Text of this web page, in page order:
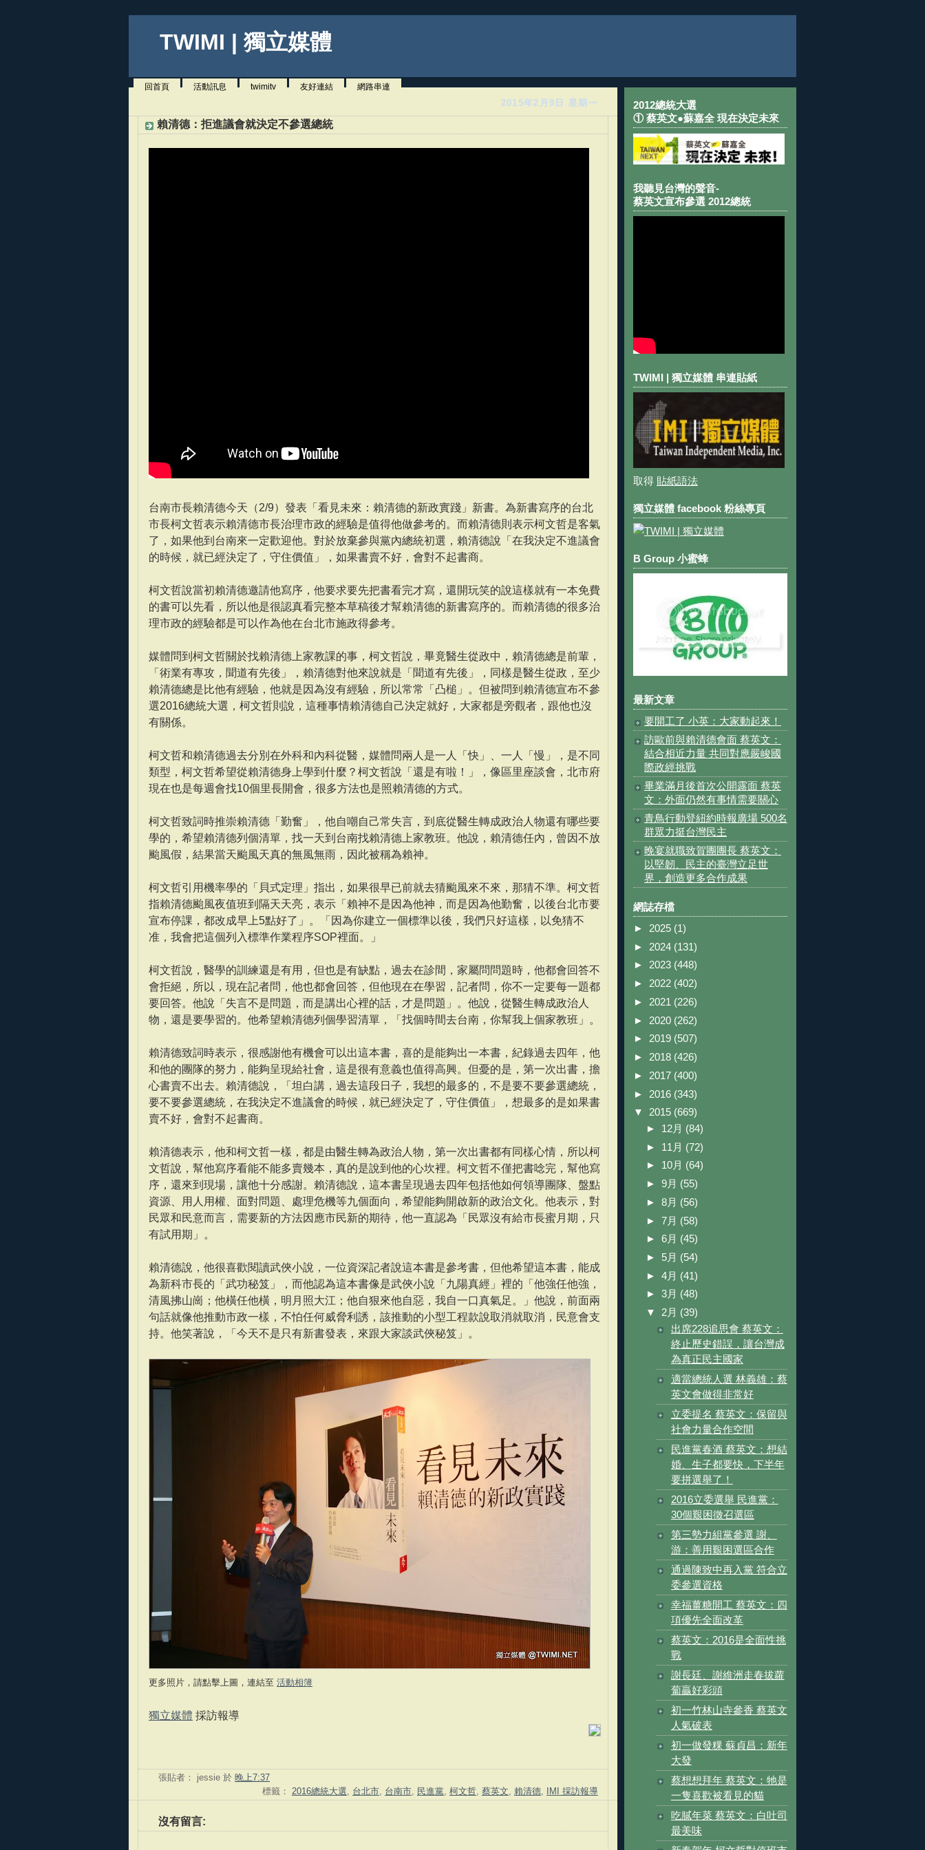
TWIMI | 獨立媒體
回首頁 活動訊息 twimitv 友好連結 網路串連
2015年2月9日 星期一
賴清德：拒進議會就決定不參選總統
台南市長賴清德今天（2/9）發表「看見未來：賴清德的新政實踐」新書。為新書寫序的台北
市長柯文哲表示賴清德市長治理市政的經驗是值得他做參考的。而賴清德則表示柯文哲是客氣
了，如果他到台南來一定歡迎他。對於放棄參與黨內總統初選，賴清德說「在我決定不進議會
的時候，就已經決定了，守住價值」，如果書賣不好，會對不起書商。
柯文哲說當初賴清德邀請他寫序，他要求要先把書看完才寫，還開玩笑的說這樣就有一本免費
的書可以先看，所以他是很認真看完整本草稿後才幫賴清德的新書寫序的。而賴清德的很多治
理市政的經驗都是可以作為他在台北市施政得參考。
媒體問到柯文哲關於找賴清德上家教課的事，柯文哲說，畢竟醫生從政中，賴清德總是前輩，
「術業有專攻，聞道有先後」，賴清德對他來說就是「聞道有先後」，同樣是醫生從政，至少
賴清德總是比他有經驗，他就是因為沒有經驗，所以常常「凸槌」。但被問到賴清德宣布不參
選2016總統大選，柯文哲則說，這種事情賴清德自己決定就好，大家都是旁觀者，跟他也沒
有關係。
柯文哲和賴清德過去分別在外科和內科從醫，媒體問兩人是一人「快」、一人「慢」，是不同
類型，柯文哲希望從賴清德身上學到什麼？柯文哲說「還是有啦！」，像區里座談會，北市府
現在也是每週會找10個里長開會，很多方法也是照賴清德的方式。
柯文哲致詞時推崇賴清德「勤奮」，他自嘲自己常失言，到底從醫生轉成政治人物還有哪些要
學的，希望賴清德列個清單，找一天到台南找賴清德上家教班。他說，賴清德任內，曾因不放
颱風假，結果當天颱風天真的無風無雨，因此被稱為賴神。
柯文哲引用機率學的「貝式定理」指出，如果很早已前就去猜颱風來不來，那猜不準。柯文哲
指賴清德颱風夜值班到隔天天亮，表示「賴神不是因為他神，而是因為他勤奮，以後台北市要
宣布停課，都改成早上5點好了」。「因為你建立一個標準以後，我們只好這樣，以免猜不
准，我會把這個列入標準作業程序SOP裡面。」
柯文哲說，醫學的訓練還是有用，但也是有缺點，過去在診間，家屬問問題時，他都會回答不
會拒絕，所以，現在記者問，他也都會回答，但他現在在學習，記者問，你不一定要每一題都
要回答。他說「失言不是問題，而是講出心裡的話，才是問題」。他說，從醫生轉成政治人
物，還是要學習的。他希望賴清德列個學習清單，「找個時間去台南，你幫我上個家教班」。
賴清德致詞時表示，很感謝他有機會可以出這本書，喜的是能夠出一本書，紀錄過去四年，他
和他的團隊的努力，能夠呈現給社會，這是很有意義也值得高興。但憂的是，第一次出書，擔
心書賣不出去。賴清德說，「坦白講，過去這段日子，我想的最多的，不是要不要參選總統，
要不要參選總統，在我決定不進議會的時候，就已經決定了，守住價值」，想最多的是如果書
賣不好，會對不起書商。
賴清德表示，他和柯文哲一樣，都是由醫生轉為政治人物，第一次出書都有同樣心情，所以柯
文哲說，幫他寫序看能不能多賣幾本，真的是說到他的心坎裡。柯文哲不僅把書唸完，幫他寫
序，還來到現場，讓他十分感謝。賴清德說，這本書呈現過去四年包括他如何領導團隊、盤點
資源、用人用權、面對問題、處理危機等九個面向，希望能夠開啟新的政治文化。他表示，對
民眾和民意而言，需要新的方法因應市民新的期待，他一直認為「民眾沒有給市長蜜月期，只
有試用期」。
賴清德說，他很喜歡閱讀武俠小說，一位資深記者說這本書是參考書，但他希望這本書，能成
為新科市長的「武功秘笈」，而他認為這本書像是武俠小說「九陽真經」裡的「他強任他強，
清風拂山崗；他橫任他橫，明月照大江；他自狠來他自惡，我自一口真氣足。」他說，前面兩
句話就像他推動市政一樣，不怕任何威脅利誘，該推動的小型工程款說取消就取消，民意會支
持。他笑著說，「今天不是只有新書發表，來跟大家談武俠秘笈」。
更多照片，請點擊上圖，連結至 活動相簿
獨立媒體 採訪報導
張貼者： jessie 於 晚上7:37
標籤： 2016總統大選 台北市 台南市 民進黨 柯文哲 蔡英文 賴清德 IMI 採訪報導
沒有留言:
2012總統大選
① 蔡英文●蘇嘉全 現在決定未來
我聽見台灣的聲音-
蔡英文宣布參選 2012總統
TWIMI | 獨立媒體 串連貼紙
取得 貼紙語法
獨立媒體 facebook 粉絲專頁
B Group 小蜜蜂
最新文章
要開工了 小英：大家動起來！
訪歐前與賴清德會面 蔡英文：
結合相近力量 共同對應嚴峻國
際政經挑戰
畢業滿月後首次公開露面 蔡英
文：外面仍然有事情需要關心
青鳥行動登紐約時報廣場 500名
群眾力挺台灣民主
晚宴就職致賀團團長 蔡英文：
以堅韌、民主的臺灣立足世
界，創造更多合作成果
網誌存檔
► 2025 (1)
► 2024 (131)
► 2023 (448)
► 2022 (402)
► 2021 (226)
► 2020 (262)
► 2019 (507)
► 2018 (426)
► 2017 (400)
► 2016 (343)
▼ 2015 (669)
► 12月 (84)
► 11月 (72)
► 10月 (64)
► 9月 (55)
► 8月 (56)
► 7月 (58)
► 6月 (45)
► 5月 (54)
► 4月 (41)
► 3月 (48)
▼ 2月 (39)
出席228追思會 蔡英文：
終止歷史錯誤，讓台灣成
為真正民主國家
適當總統人選 林義雄：蔡
英文會做得非常好
立委提名 蔡英文：保留與
社會力量合作空間
民進黨春酒 蔡英文：想結
婚、生子都要快，下半年
要拼選舉了！
2016立委選舉 民進黨：
30個艱困徵召選區
第三勢力組黨參選 謝、
游：善用艱困選區合作
通過陳致中再入黨 符合立
委參選資格
幸福薑糖開工 蔡英文：四
項優先全面改革
蔡英文：2016是全面性挑
戰
謝長廷、謝維洲走春拔蘿
蔔贏好彩頭
初一竹林山寺參香 蔡英文
人氣破表
初一做發粿 蘇貞昌：新年
大發
蔡想想拜年 蔡英文：牠是
一隻喜歡被看見的貓
吃膩年菜 蔡英文：白吐司
最美味